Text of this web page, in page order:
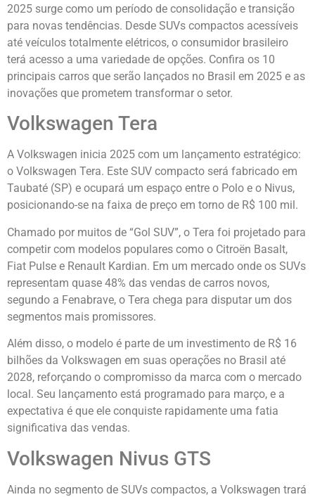
2025 surge como um período de consolidação e transição
para novas tendências. Desde SUVs compactos acessíveis
até veículos totalmente elétricos, o consumidor brasileiro
terá acesso a uma variedade de opções. Confira os 10
principais carros que serão lançados no Brasil em 2025 e as
inovações que prometem transformar o setor.
Volkswagen Tera
A Volkswagen inicia 2025 com um lançamento estratégico:
o Volkswagen Tera. Este SUV compacto será fabricado em
Taubaté (SP) e ocupará um espaço entre o Polo e o Nivus,
posicionando-se na faixa de preço em torno de R$ 100 mil.
Chamado por muitos de “Gol SUV”, o Tera foi projetado para
competir com modelos populares como o Citroën Basalt,
Fiat Pulse e Renault Kardian. Em um mercado onde os SUVs
representam quase 48% das vendas de carros novos,
segundo a Fenabrave, o Tera chega para disputar um dos
segmentos mais promissores.
Além disso, o modelo é parte de um investimento de R$ 16
bilhões da Volkswagen em suas operações no Brasil até
2028, reforçando o compromisso da marca com o mercado
local. Seu lançamento está programado para março, e a
expectativa é que ele conquiste rapidamente uma fatia
significativa das vendas.
Volkswagen Nivus GTS
Ainda no segmento de SUVs compactos, a Volkswagen trará